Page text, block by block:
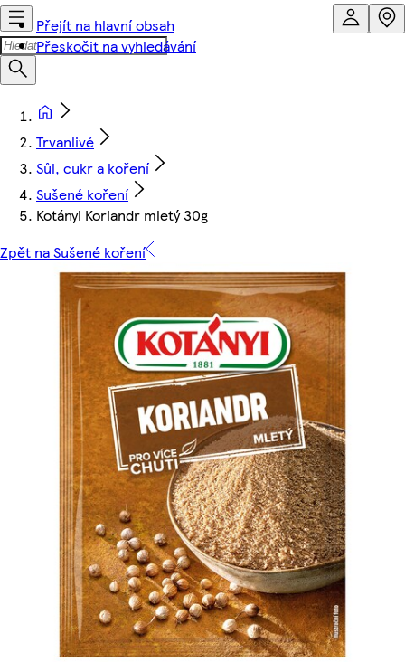
Přejít na hlavní obsah
Přeskočit na vyhledávání
Trvanlivé
Sůl, cukr a koření
Sušené koření
Kotányi Koriandr mletý 30g
Zpět na Sušené koření